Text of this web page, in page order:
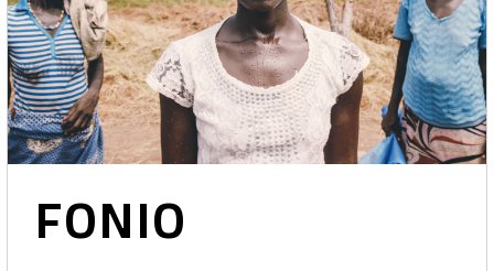
FONIO